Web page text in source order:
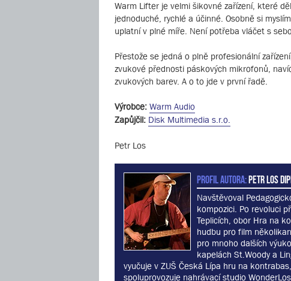
Warm Lifter je velmi šikovné zařízení, které
jednoduché, rychlé a účinné. Osobně si
uplatní v plné míře. Není potřeba vláčet s
Přestože se jedná o plně profesionální
zvukové přednosti páskových mikrofonů,
zvukových barev. A o to jde v první řadě.
Výrobce: Warm Audio
Zapůjčil: Disk Multimedia s.r.o.
Petr Los
PROFIL AUTORA:Petr Los
Navštěvoval
kompozici. Po revoluci
Teplicích, obor Hra na
hudbu pro film
pro mnoho dalších
kapelách St.Woody a
vyučuje v ZUŠ Česká Lípa hru na
spoluprovozuje nahrávací studio